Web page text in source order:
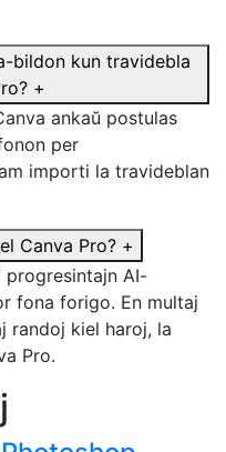
bildon kun travidebla
+
ankaŭ postulas
per
importi la travideblan
Canva Pro? +
progresintajn AI-
fona forigo. En multaj
randoj kiel haroj, la
Pro.